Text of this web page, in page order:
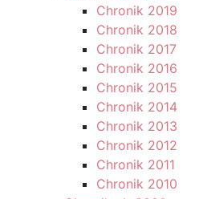
Chronik 2019
Chronik 2018
Chronik 2017
Chronik 2016
Chronik 2015
Chronik 2014
Chronik 2013
Chronik 2012
Chronik 2011
Chronik 2010